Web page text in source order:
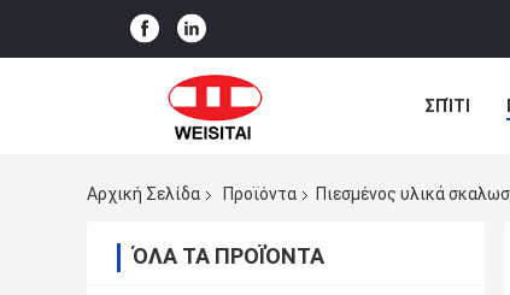
ΣΠΊΤΙ
Αρχική Σελίδα
Προϊόντα Πιεσμένος υλικά
ΌΛΑ ΤΑ ΠΡΟΪΌΝΤΑ